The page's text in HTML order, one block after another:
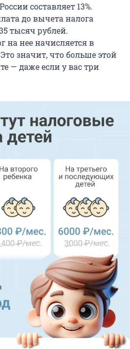
составляет 13%.
до вычета налога
тысяч рублей.
на нее начисляется в
значит, что больше этой
— даже если у вас три